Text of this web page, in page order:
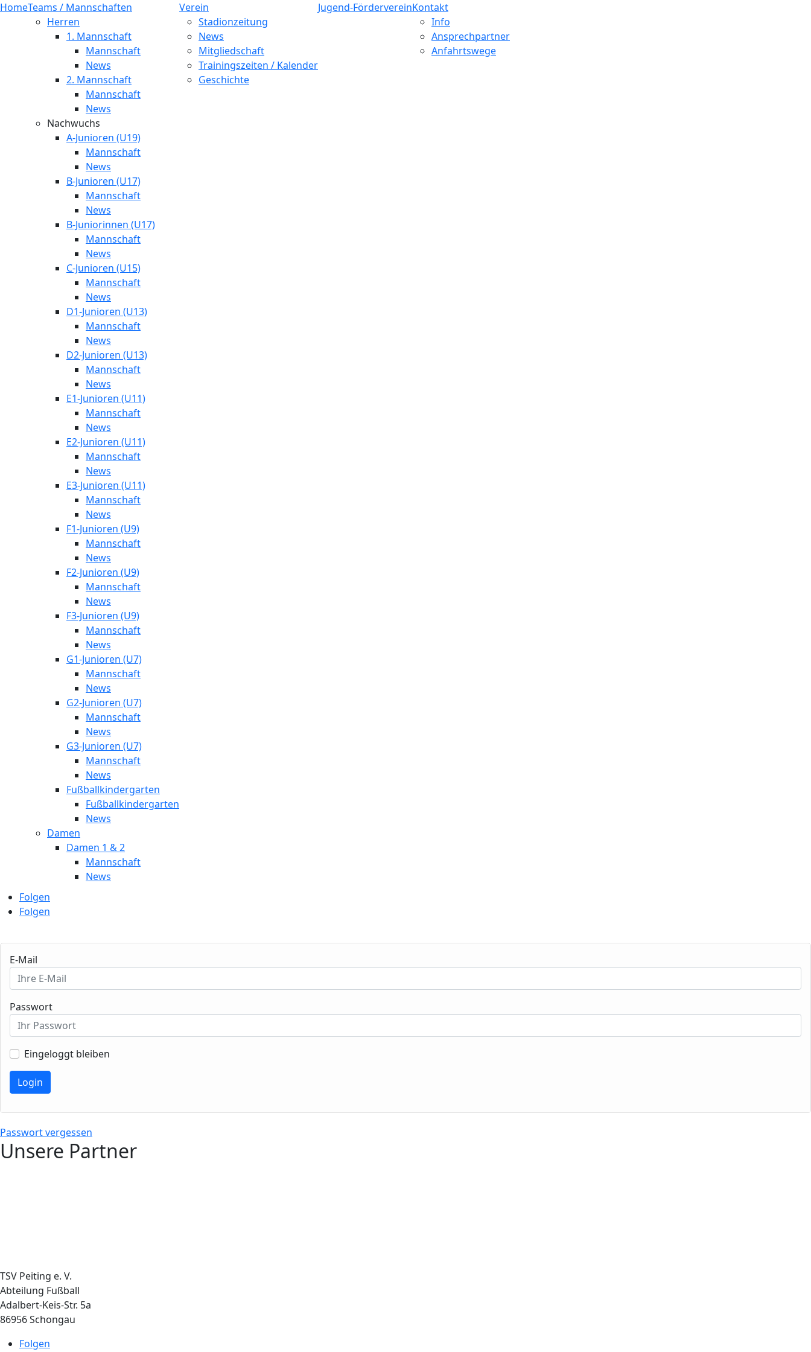
HomeTeams / Mannschaften
Herren
1. Mannschaft
Mannschaft
News
2. Mannschaft
Mannschaft
News
Nachwuchs
A-Junioren (U19)
Mannschaft
News
B-Junioren (U17)
Mannschaft
News
B-Juniorinnen (U17)
Mannschaft
News
C-Junioren (U15)
Mannschaft
News
D1-Junioren (U13)
Mannschaft
News
D2-Junioren (U13)
Mannschaft
News
E1-Junioren (U11)
Mannschaft
News
E2-Junioren (U11)
Mannschaft
News
E3-Junioren (U11)
Mannschaft
News
F1-Junioren (U9)
Mannschaft
News
F2-Junioren (U9)
Mannschaft
News
F3-Junioren (U9)
Mannschaft
News
G1-Junioren (U7)
Mannschaft
News
G2-Junioren (U7)
Mannschaft
News
G3-Junioren (U7)
Mannschaft
News
Fußballkindergarten
Fußballkindergarten
News
Damen
Damen 1 & 2
Mannschaft
News
Verein
Stadionzeitung
News
Mitgliedschaft
Trainingszeiten / Kalender
Geschichte
Jugend-FördervereinKontakt
Info
Ansprechpartner
Anfahrtswege
Folgen
Folgen
E-Mail
Passwort
Eingeloggt bleiben
Passwort vergessen
Unsere Partner
TSV Peiting e. V.
Abteilung Fußball
Adalbert-Keis-Str. 5a
86956 Schongau
Folgen